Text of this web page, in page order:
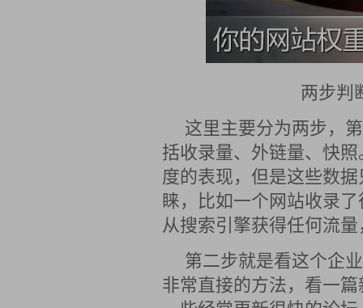
两步判
这里主要分为两步，
括收录量、外链量、快
度的表现，但是这些数
睐，比如一个网站收录
从搜索引擎获得任何流
第二步就是看这个企
非常直接的方法，看一